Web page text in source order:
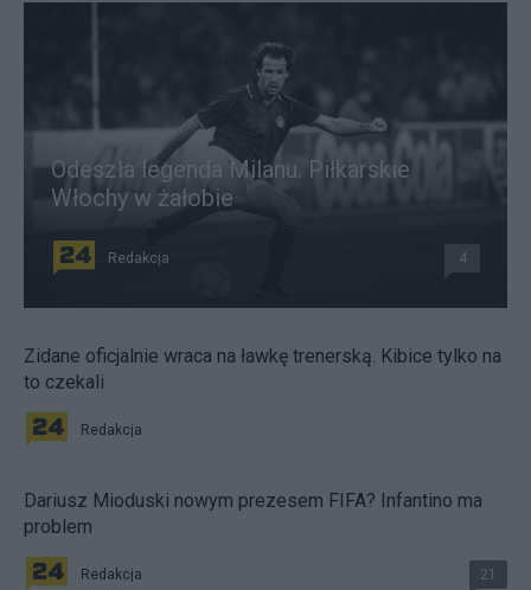
Odeszła legenda Milanu. Piłkarskie
Włochy w żałobie
Redakcja 4
Zidane oficjalnie wraca na ławkę trenerską. Kibice tylko na
to czekali
Redakcja
Dariusz Mioduski nowym prezesem FIFA? Infantino ma
problem
Redakcja 21